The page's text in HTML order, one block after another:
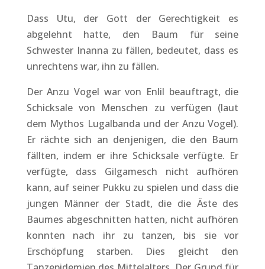
Dass Utu, der Gott der Gerechtigkeit es
abgelehnt hatte, den Baum für seine
Schwester Inanna zu fällen, bedeutet, dass es
unrechtens war, ihn zu fällen.
Der Anzu Vogel war von Enlil beauftragt, die
Schicksale von Menschen zu verfügen (laut
dem Mythos Lugalbanda und der Anzu Vogel).
Er rächte sich an denjenigen, die den Baum
fällten, indem er ihre Schicksale verfügte. Er
verfügte, dass Gilgamesch nicht aufhören
kann, auf seiner Pukku zu spielen und dass die
jungen Männer der Stadt, die die Äste des
Baumes abgeschnitten hatten, nicht aufhören
konnten nach ihr zu tanzen, bis sie vor
Erschöpfung starben. Dies gleicht den